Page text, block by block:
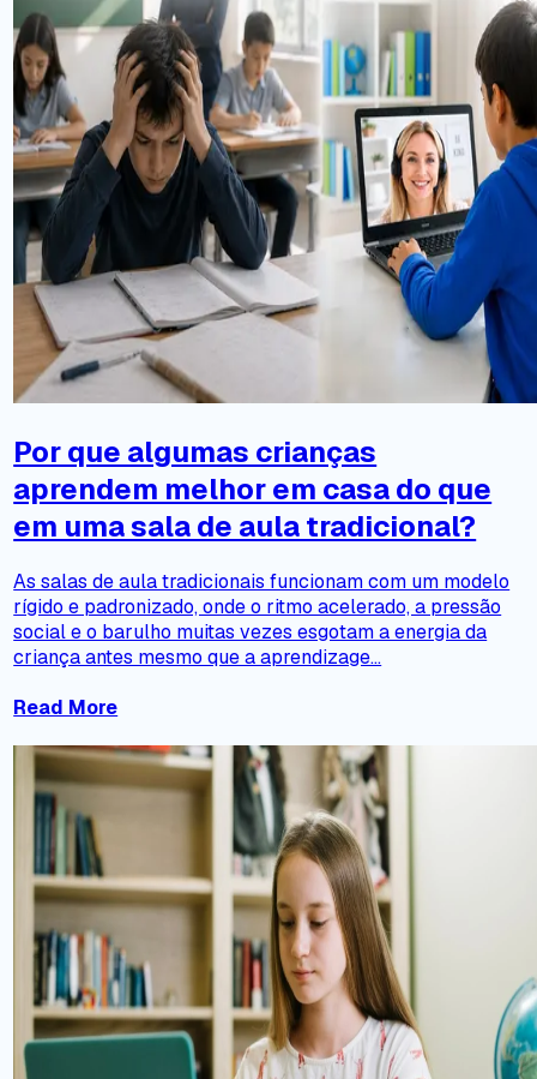
Por que algumas crianças
aprendem melhor em casa do que
em uma sala de aula tradicional?
As salas de aula tradicionais funcionam com um modelo
rígido e padronizado, onde o ritmo acelerado, a pressão
social e o barulho muitas vezes esgotam a energia da
criança antes mesmo que a aprendizage...
Read More